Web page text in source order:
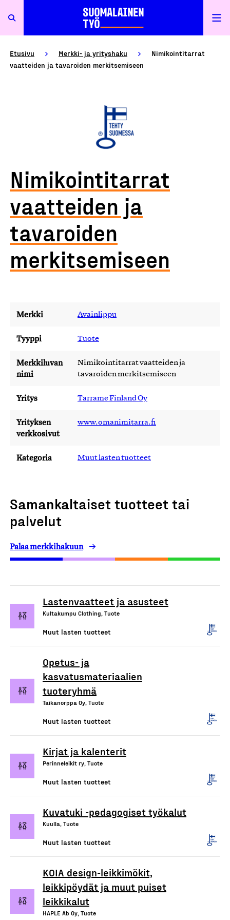
Etusivu Merkki- ja yrityshaku
Nimikointitarrat
vaatteiden ja tavaroiden merkitsemiseen
Nimikointitarrat
vaatteiden ja
tavaroiden
merkitsemiseen
Merkki Avainlippu
Tyyppi Tuote
Merkkiluvan
nimi
Nimikointitarrat vaatteiden ja
tavaroiden merkitsemiseen
Yritys Tarrame Finland Oy
Yrityksen
verkkosivut
www.omanimitarra.fi
Kategoria Muut lasten tuotteet
Samankaltaiset tuotteet tai
palvelut
Palaa merkkihakuun
Lastenvaatteet ja asusteet
Kultakumpu Clothing, Tuote
Muut lasten tuotteet
Opetus- ja
kasvatusmateriaalien
tuoteryhmä
Taikanorppa Oy, Tuote
Muut lasten tuotteet
Kirjat ja kalenterit
Perinneleikit ry, Tuote
Muut lasten tuotteet
Kuvatuki -pedagogiset työkalut
Kuulla, Tuote
Muut lasten tuotteet
KOIA design-leikkimökit,
leikkipöydät ja muut puiset
leikkikalut
HAPLE Ab Oy, Tuote